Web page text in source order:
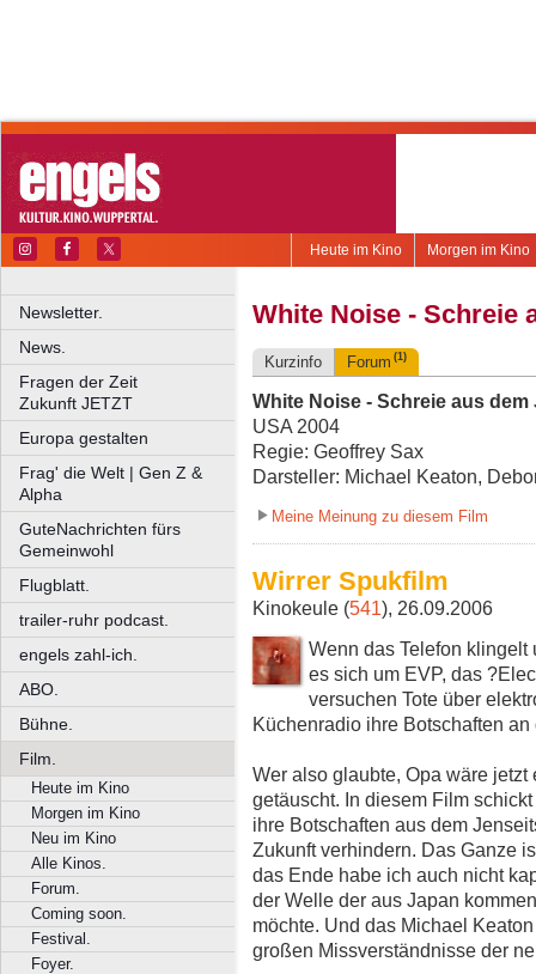
Morgen im Kino
Heute im Kino
Newsletter.
News.
Fragen der Zeit
Zukunft JETZT
Europa gestalten
Frag' die Welt | Gen Z &
Alpha
GuteNachrichten fürs
Gemeinwohl
Flugblatt.
trailer-ruhr podcast.
engels zahl-ich.
ABO.
Bühne.
Film.
Heute im Kino
Morgen im Kino
Neu im Kino
Alle Kinos.
Forum.
Coming soon.
Festival.
Foyer.
White Noise - Schreie
Kurzinfo Forum (1)
White Noise - Schreie aus dem
USA 2004
Regie: Geoffrey Sax
Darsteller: Michael Keaton,
Meine Meinung zu diesem Film
Wirrer Spukfilm
Kinokeule (541), 26.09.2006
Wenn das Telefon
es sich um EVP, das
versuchen Tote über
Küchenradio ihre Botschaften
Wer also glaubte, Opa wäre
getäuscht. In diesem Film
ihre Botschaften aus dem
Zukunft verhindern. Das Ganze
das Ende habe ich auch nicht
der Welle der aus Japan
möchte. Und das Michael
großen Missverständnisse der